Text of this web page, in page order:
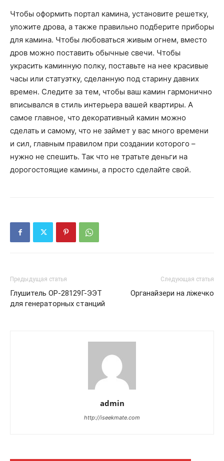
Чтобы оформить портал камина, установите решетку,
уложите дрова, а также правильно подберите приборы
для камина. Чтобы любоваться живым огнем, вместо
дров можно поставить обычные свечи. Чтобы
украсить каминную полку, поставьте на нее красивые
часы или статуэтку, сделанную под старину давних
времен. Следите за тем, чтобы ваш камин гармонично
вписывался в стиль интерьера вашей квартиры. А
самое главное, что декоративный камин можно
сделать и самому, что не займет у вас много времени
и сил, главным правилом при создании которого –
нужно не спешить. Так что не тратьте деньги на
дорогостоящие камины, а просто сделайте свой.
Предыдущая статья
Глушитель ОР-28129Г-ЭЭТ
для генераторных станций
Следующая статья
Органайзери на ліжечко
admin
http://iseekmate.com